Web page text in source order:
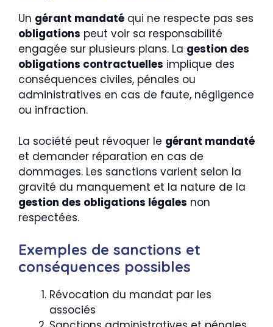
Un gérant mandaté qui ne respecte pas ses
obligations peut voir sa responsabilité
engagée sur plusieurs plans. La gestion des
obligations contractuelles implique des
conséquences civiles, pénales ou
administratives en cas de faute, négligence
ou infraction.
La société peut révoquer le gérant mandaté
et demander réparation en cas de
dommages. Les sanctions varient selon la
gravité du manquement et la nature de la
gestion des obligations légales non
respectées.
Exemples de sanctions et
conséquences possibles
Révocation du mandat par les
associés